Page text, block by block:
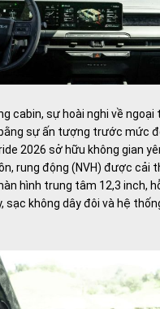
cabin, sự hoài nghi về
sự ấn tượng trước mức
2026 sở hữu không gian
rung động (NVH) được cải
hình trung tâm 12,3 inch,
sạc không dây đôi và hệ